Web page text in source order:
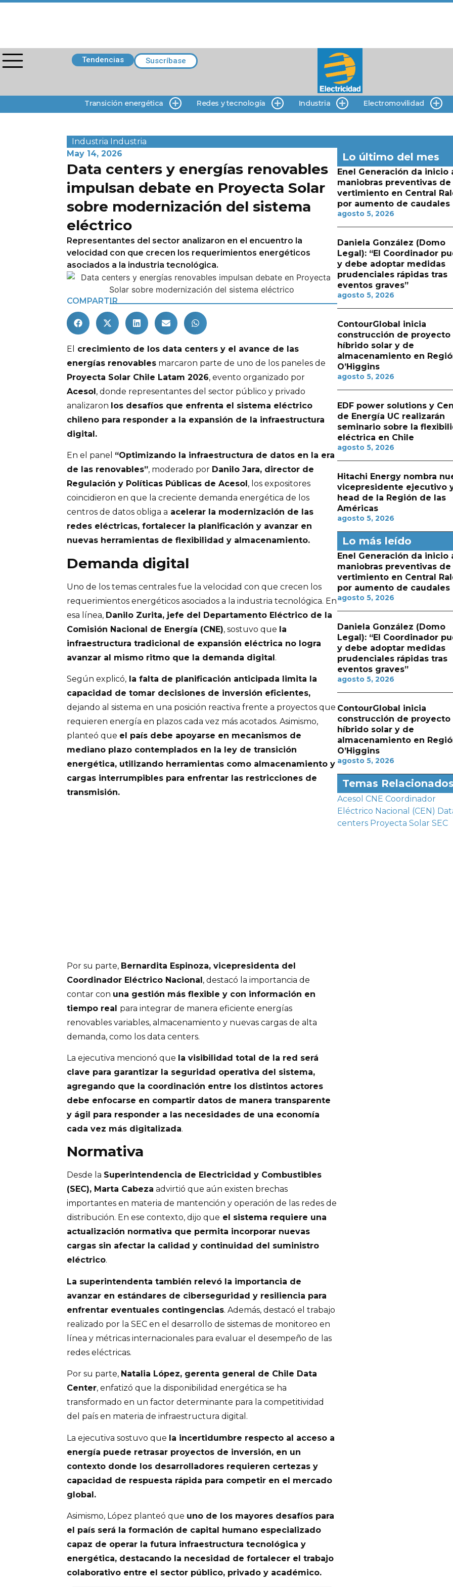
Tendencias Suscríbase
Transición energética Redes y tecnología Industria Electromovilidad
Industria Industria
May 14, 2026
Data centers y energías renovables
impulsan debate en Proyecta Solar
sobre modernización del sistema
eléctrico
Representantes del sector analizaron en el encuentro la
velocidad con que crecen los requerimientos energéticos
asociados a la industria tecnológica.
COMPARTIR
El
crecimiento de los data centers y el avance de las
energías renovables marcaron parte de uno de los paneles de
Proyecta Solar Chile Latam 2026, evento organizado por
Acesol, donde representantes del sector público y privado
analizaron los desafíos que enfrenta el sistema eléctrico
chileno para responder a la expansión de la infraestructura
digital.
En el panel “Optimizando la infraestructura de datos en la era
de las renovables”, moderado por Danilo Jara, director de
Regulación y Políticas Públicas de Acesol , los expositores
coincidieron en que la creciente demanda energética de los
centros de datos obliga a acelerar la modernización de las
redes eléctricas, fortalecer la planificación y avanzar en
nuevas herramientas de flexibilidad y almacenamiento.
Demanda digital
Uno de los temas centrales fue la velocidad con que crecen los
requerimientos energéticos asociados a la industria tecnológica. En
esa línea, Danilo Zurita, jefe del Departamento Eléctrico de la
Comisión Nacional de Energía (CNE), sostuvo que la
infraestructura tradicional de expansión eléctrica no logra
avanzar al mismo ritmo que la demanda digital.
Según explicó, la falta de planificación anticipada limita la
capacidad de tomar decisiones de inversión eficientes,
dejando al sistema en una posición reactiva frente a proyectos que
requieren energía en plazos cada vez más acotados. Asimismo,
planteó que el país debe apoyarse en mecanismos de
mediano plazo contemplados en la ley de transición
energética, utilizando herramientas como almacenamiento y
cargas interrumpibles para enfrentar las restricciones de
transmisión.
Por su parte, Bernardita Espinoza, vicepresidenta del
Coordinador Eléctrico Nacional, destacó la importancia de
contar con una gestión más flexible y con información en
tiempo real para integrar de manera eficiente energías
renovables variables, almacenamiento y nuevas cargas de alta
demanda, como los data centers.
La ejecutiva mencionó que la visibilidad total de la red será
clave para garantizar la seguridad operativa del sistema,
agregando que la coordinación entre los distintos actores
debe enfocarse en compartir datos de manera transparente
y ágil para responder a las necesidades de una economía
cada vez más digitalizada.
Normativa
Desde la Superintendencia de Electricidad y Combustibles
(SEC), Marta Cabeza advirtió que aún existen brechas
importantes en materia de mantención y operación de las redes de
distribución. En ese contexto, dijo que el sistema requiere una
actualización normativa que permita incorporar nuevas
cargas sin afectar la calidad y continuidad del suministro
eléctrico.
La superintendenta también relevó la importancia de
avanzar en estándares de ciberseguridad y resiliencia para
enfrentar eventuales contingencias. Además, destacó el trabajo
realizado por la SEC en el desarrollo de sistemas de monitoreo en
línea y métricas internacionales para evaluar el desempeño de las
redes eléctricas.
Por su parte, Natalia López, gerenta general de Chile Data
Center, enfatizó que la disponibilidad energética se ha
transformado en un factor determinante para la competitividad
del país en materia de infraestructura digital.
La ejecutiva sostuvo que la incertidumbre respecto al acceso a
energía puede retrasar proyectos de inversión, en un
contexto donde los desarrolladores requieren certezas y
capacidad de respuesta rápida para competir en el mercado
global.
Asimismo, López planteó que uno de los mayores desafíos para
el país será la formación de capital humano especializado
capaz de operar la futura infraestructura tecnológica y
energética, destacando la necesidad de fortalecer el trabajo
colaborativo entre el sector público, privado y académico.
Lo último del mes
Enel Generación da inicio
maniobras preventivas de
vertimiento en Central
por aumento de caudales
agosto 5, 2026
Daniela González (Domo
Legal): “El Coordinador
y debe adoptar medidas
prudenciales rápidas tras
eventos graves”
agosto 5, 2026
ContourGlobal inicia
construcción de proyecto
híbrido solar y de
almacenamiento en
O’Higgins
agosto 5, 2026
EDF power solutions y
de Energía UC realizarán
seminario sobre la
eléctrica en Chile
agosto 5, 2026
Hitachi Energy nombra
vicepresidente ejecutivo
head de la Región de las
Américas
agosto 5, 2026
Lo más leído
Enel Generación da inicio
maniobras preventivas de
vertimiento en Central
por aumento de caudales
agosto 5, 2026
Daniela González (Domo
Legal): “El Coordinador
y debe adoptar medidas
prudenciales rápidas tras
eventos graves”
agosto 5, 2026
ContourGlobal inicia
construcción de proyecto
híbrido solar y de
almacenamiento en
O’Higgins
agosto 5, 2026
Temas Relacionados
Acesol CNE Coordinador
Eléctrico Nacional (CEN)
centers Proyecta Solar SEC